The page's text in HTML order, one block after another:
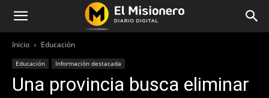
Inicio Educación
Educación Información destacada
Una provincia busca eliminar